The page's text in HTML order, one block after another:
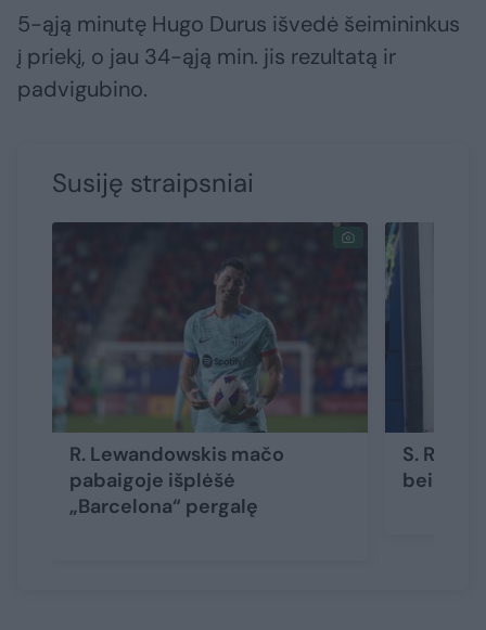
5-ąją minutę Hugo Durus išvedė šeimininkus
į priekį, o jau 34-ąją min. jis rezultatą ir
padvigubino.
Susiję straipsniai
R. Lewandowskis mačo
pabaigoje išplėšė
„Barcelona“ pergalę
S.
bei